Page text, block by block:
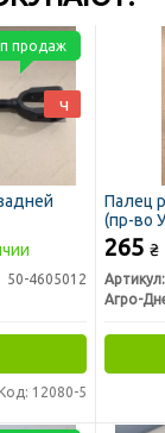
во
50-4605012
12080-5
продаж
ч
Палец
(пр-во
265 ₴
Артикул:
Агро-